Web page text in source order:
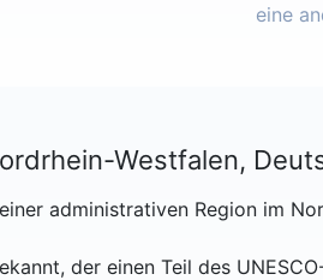
eine
Westfalen,
administrativen Region im
der einen Teil des